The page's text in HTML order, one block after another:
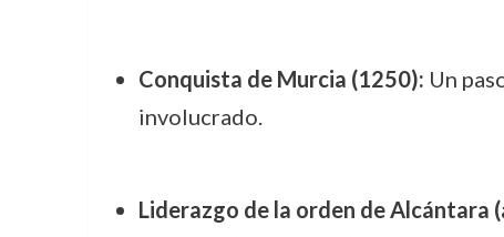
Conquista de Murcia (1250): Un
involucrado.
Liderazgo de la orden de